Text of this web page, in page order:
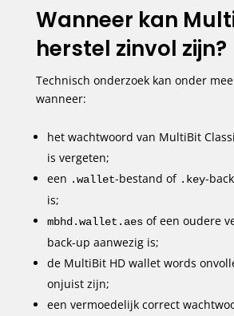
Wanneer kan
herstel zinvol zijn?
Technisch onderzoek kan onder
wanneer:
het wachtwoord van MultiBit
is vergeten;
een .wallet-bestand of .key-
is;
mbhd.wallet.aesof een oudere
back-up aanwezig is;
de MultiBit HD wallet words
onjuist zijn;
een vermoedelijk correct